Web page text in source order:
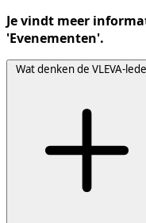
Je vindt meer
'Evenementen'.
Wat denken de VLEVA-